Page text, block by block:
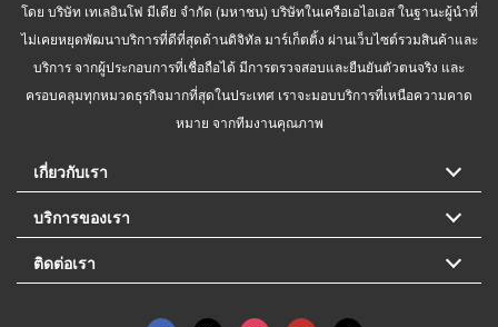
โดย บริษัท เทเลอินโฟ มีเดีย จำกัด (มหาชน) บริษัทในเครือเอไอเอส ในฐานะผู้นำที่
ไม่เคยหยุดพัฒนาบริการที่ดีที่สุดด้านดิจิทัล มาร์เก็ตติ้ง ผ่านเว็บไซต์รวมสินค้าและ
บริการ จากผู้ประกอบการที่เชื่อถือได้ มีการตรวจสอบและยืนยันตัวตนจริง และ
ครอบคลุมทุกหมวดธุรกิจมากที่สุดในประเทศ เราจะมอบบริการที่เหนือความคาด
หมาย จากทีมงานคุณภาพ
เกี่ยวกับเรา
บริการของเรา
ติดต่อเรา